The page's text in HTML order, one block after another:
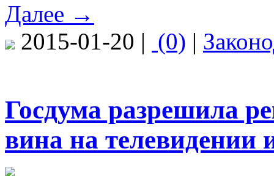
Далее →
2015-01-20 | (0) |
Госдума разрешила
вина на телевидении